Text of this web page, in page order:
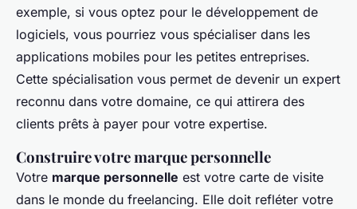
exemple, si vous optez pour le développement de
logiciels, vous pourriez vous spécialiser dans les
applications mobiles pour les petites entreprises.
Cette spécialisation vous permet de devenir un expert
reconnu dans votre domaine, ce qui attirera des
clients prêts à payer pour votre expertise.
Construire votre marque personnelle
Votre marque personnelle est votre carte de visite
dans le monde du freelancing. Elle doit refléter votre